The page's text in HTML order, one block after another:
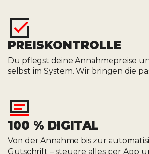
PREISKONTROLLE
Du pflegst deine Annahmepreise
selbst im System. Wir bringen die
100 % DIGITAL
Von der Annahme bis zur
Gutschrift – steuere alles per App